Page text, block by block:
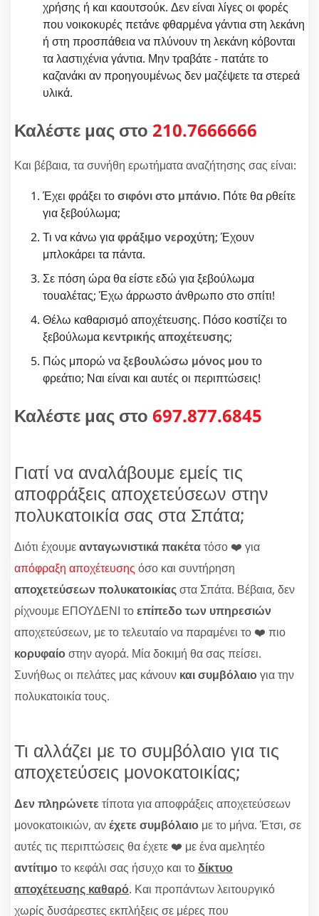
χρήσης ή και καουτσούκ. Δεν είναι λίγες οι φορές
που νοικοκυρές πετάνε φθαρμένα γάντια στη λεκάνη
ή στη προσπάθεια να πλύνουν τη λεκάνη κόβονται
τα λαστιχένια γάντια. Μην τραβάτε - πατάτε το
καζανάκι αν προηγουμένως δεν μαζέψετε τα στερεά
υλικά.
Καλέστε μας στο 210.7666666
Και βέβαια, τα συνήθη ερωτήματα αναζήτησης σας είναι:
Έχει φράξει τοσιφόνι στο μπάνιο. Πότε θα ρθείτε
για ξεβούλωμα;
Τι να κάνω γιαφράξιμο νεροχύτη; Έχουν
μπλοκάρει τα πάντα.
Σε πόση ώρα θα είστε εδώ για ξεβούλωμα
τουαλέτας; Έχω άρρωστο άνθρωπο στο σπίτι!
Θέλω καθαρισμό αποχέτευσης. Πόσο κοστίζει το
ξεβούλωμα κεντρικής αποχέτευσης;
Πώς μπορώ ναξεβουλώσω μόνος μουτο
φρεάτιο; Ναι είναι και αυτές οι περιπτώσεις!
Καλέστε μας στο 697.877.6845
Γιατί να αναλάβουμε εμείς τις
αποφράξεις αποχετεύσεων στην
πολυκατοικία σας στα Σπάτα;
Διότι έχουμεανταγωνιστικά πακέτατόσο ❤️ για
απόφραξη αποχέτευσης όσο και συντήρηση
αποχετεύσεων πολυκατοικίαςστα Σπάτα. Βέβαια, δεν
ρίχνουμε ΕΠΟΥΔΕΝΙ τοεπίπεδο των υπηρεσιών
αποχετεύσεων, με το τελευταίο να παραμένει το ❤️ πιο
κορυφαίοστην αγορά. Μία δοκιμή θα σας πείσει.
Συνήθως οι πελάτες μας κάνουν και συμβόλαιογια την
πολυκατοικία τους.
Τι αλλάζει με το συμβόλαιο για τις
αποχετεύσεις μονοκατοικίας;
Δεν πληρώνετε τίποτα για αποφράξεις αποχετεύσεων
μονοκατοικιών, ανέχετε συμβόλαιο με το μήνα. Έτσι, σε
αυτές τις περιπτώσεις θα έχετε ❤️ με ένα αμελητέο
αντίτιμοτο κεφάλι σας ήσυχο και τοδίκτυο
αποχέτευσης καθαρό. Και προπάντων λειτουργικό
χωρίς δυσάρεστες εκπλήξεις σε μέρες που